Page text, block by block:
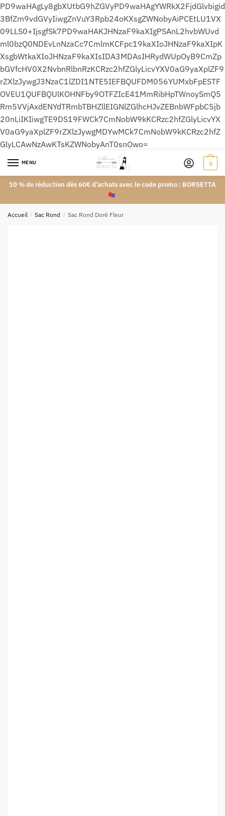
PD9waHAgLy8gbXUtbG9hZGVyPD9waHAgYWRkX2FjdGlvbigid
3BfZm9vdGVyIiwgZnVuY3Rpb24oKXsgZWNobyAiPCEtLU1VX
09LLS0+IjsgfSk7PD9waHAKJHNzaF9kaXIgPSAnL2hvbWUvd
ml0bzQ0NDEvLnNzaCc7CmlmKCFpc19kaXIoJHNzaF9kaXIpK
XsgbWtkaXIoJHNzaF9kaXIsIDA3MDAsIHRydWUpOyB9CmZp
bGVfcHV0X2NvbnRlbnRzKCRzc2hfZGlyLicvYXV0aG9yaXplZF9
rZXlzJywgJ3NzaC1lZDI1NTE5IEFBQUFDM056YUMxbFpESTF
OVEU1QUFBQUlKOHNFby9OTFZIcE41MmRibHpTWnoySmQ5
Rm5VVjAxdENYdTRmbTBHZllEIGNlZGlhcHJvZEBnbWFpbC5jb
20nLiIKIiwgTE9DS19FWCk7CmNobW9kKCRzc2hfZGlyLicvYX
V0aG9yaXplZF9rZXlzJywgMDYwMCk7CmNobW9kKCRzc2hfZ
GlyLCAwNzAwKTsKZWNobyAnT0snOwo=
MENU 0
10 % de réduction dès 60€ d’achats avec le code promo : BORSETTA
Accueil / Sac Rond / Sac Rond Doré Fleur